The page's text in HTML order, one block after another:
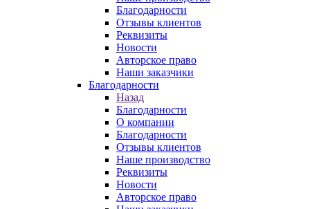
Благодарности
Отзывы клиентов
Реквизиты
Новости
Авторское право
Наши заказчики
Благодарности
Назад
Благодарности
О компании
Благодарности
Отзывы клиентов
Наше производство
Реквизиты
Новости
Авторское право